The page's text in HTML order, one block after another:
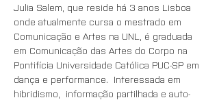
Julia Salem, que reside há 3 anos Lisboa
onde atualmente cursa o mestrado em
Comunicação e Artes na UNL, é graduada
em Comunicação das Artes do Corpo na
Pontifícia Universidade Católica PUC-SP em
dança e performance.  Interessada em
hibridismo,  informação partilhada e auto-